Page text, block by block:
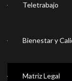
Teletrabajo
Bienestar y
Matriz Legal